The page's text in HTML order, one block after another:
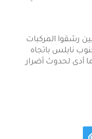
رشقوا المركبات
نابلس باتجاه
أدى لحدوث أضرار